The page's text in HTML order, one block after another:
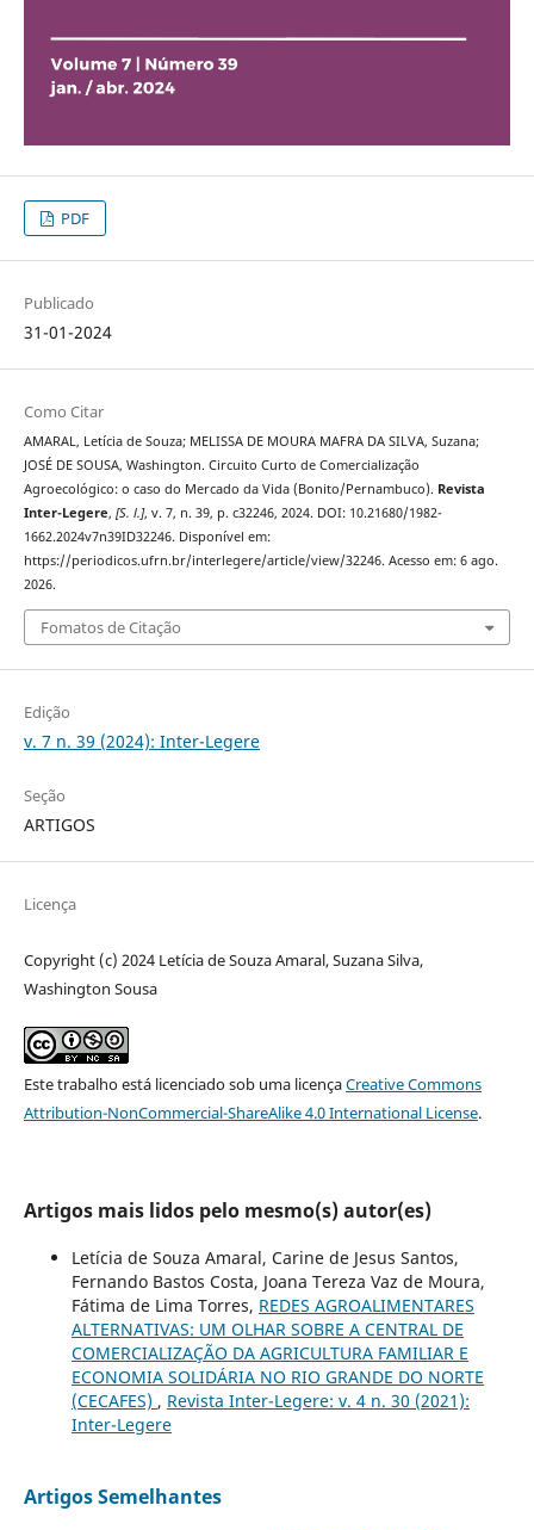
PDF
Publicado
31-01-2024
Como Citar
AMARAL, Letícia de Souza; MELISSA DE MOURA MAFRA DA SILVA, Suzana;
JOSÉ DE SOUSA, Washington. Circuito Curto de Comercialização
Agroecológico: o caso do Mercado da Vida (Bonito/Pernambuco). Revista
Inter-Legere, [S. l.], v. 7, n. 39, p. c32246, 2024. DOI: 10.21680/1982-
1662.2024v7n39ID32246. Disponível em:
https://periodicos.ufrn.br/interlegere/article/view/32246. Acesso em: 6 ago.
2026.
Fomatos de Citação
Edição
v. 7 n. 39 (2024): Inter-Legere
Seção
ARTIGOS
Licença
Copyright (c) 2024 Letícia de Souza Amaral, Suzana Silva,
Washington Sousa
Este trabalho está licenciado sob uma licençaCreative Commons
Attribution-NonCommercial-ShareAlike 4.0 International License.
Artigos mais lidos pelo mesmo(s) autor(es)
Letícia de Souza Amaral, Carine de Jesus Santos,
Fernando Bastos Costa, Joana Tereza Vaz de Moura,
Fátima de Lima Torres, REDES AGROALIMENTARES
ALTERNATIVAS: UM OLHAR SOBRE A CENTRAL DE
COMERCIALIZAÇÃO DA AGRICULTURA FAMILIAR E
ECONOMIA SOLIDÁRIA NO RIO GRANDE DO NORTE
(CECAFES) , Revista Inter-Legere: v. 4 n. 30 (2021):
Inter-Legere
Artigos Semelhantes